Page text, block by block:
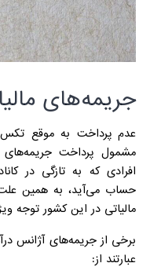
جریمه‌های
عدم پرداخت به موقع تکس
مشمول پرداخت جریمه‌های
افرادی که به تازگی در
حساب می‌آید، به همین علت
مالیاتی در این کشور توجه
برخی از جریمه‌های آژانس
عبارتند از: